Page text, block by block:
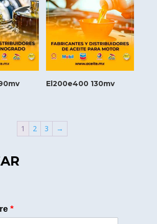
El200e400 130mv
1 2 3 →
*